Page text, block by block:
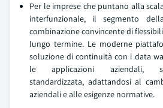
Per le imprese che puntano alla
interfunzionale, il segmento
combinazione convincente di
lungo termine. Le moderne
soluzione di continuità con i data
le applicazioni aziendali,
standardizzata, adattandosi al
aziendali e alle esigenze normative.